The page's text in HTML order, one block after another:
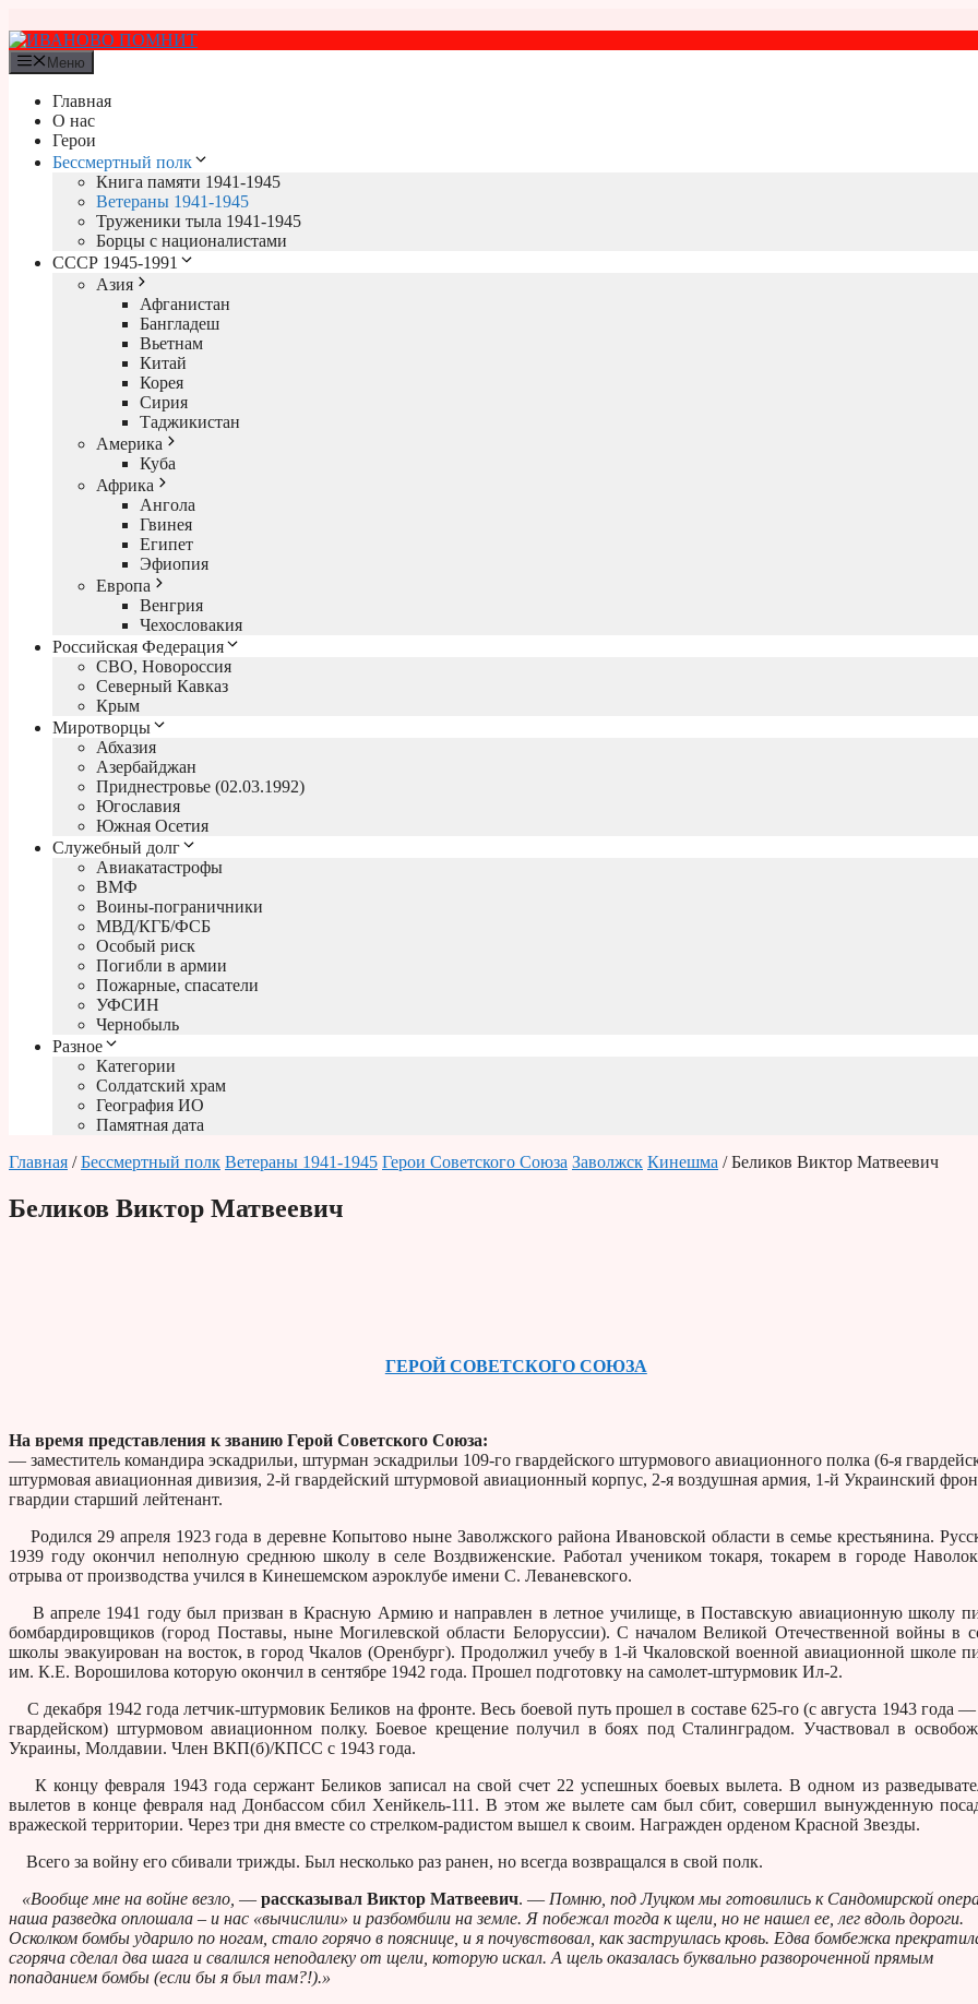
к
содержимому
Меню
Главная
О нас
Герои
Бессмертный полк
Книга памяти 1941-1945
Ветераны 1941-1945
Труженики тыла 1941-1945
Борцы с националистами
СССР 1945-1991
Азия
Афганистан
Бангладеш
Вьетнам
Китай
Корея
Сирия
Таджикистан
Америка
Куба
Африка
Ангола
Гвинея
Египет
Эфиопия
Европа
Венгрия
Чехословакия
Российская Федерация
СВО, Новороссия
Северный Кавказ
Крым
Миротворцы
Абхазия
Азербайджан
Приднестровье (02.03.1992)
Югославия
Южная Осетия
Служебный долг
Авиакатастрофы
ВМФ
Воины-пограничники
МВД/КГБ/ФСБ
Особый риск
Погибли в армии
Пожарные, спасатели
УФСИН
Чернобыль
Разное
Категории
Солдатский храм
География ИО
Памятная дата
Главная /Бессмертный полк Ветераны 1941-1945 Герои Советского Союза Заволжск Кинешма / Беликов Виктор Матвеевич
Беликов Виктор Матвеевич
ГЕРОЙ СОВЕТСКОГО СОЮЗА
На время представления к званию Герой Советского Союза:
— заместитель командира эскадрильи, штурман эскадрильи 109-го гвардейского штурмового авиационного полка (6-я
штурмовая авиационная дивизия, 2-й гвардейский штурмовой авиационный корпус, 2-я воздушная армия, 1-й Украинский
гвардии старший лейтенант.
Родился 29 апреля 1923 года в деревне Копытово ныне Заволжского района Ивановской области в семье крестьянина.
1939 году окончил неполную среднюю школу в селе Воздвиженские. Работал учеником токаря, токарем в городе
отрыва от производства учился в Кинешемском аэроклубе имени С. Леваневского.
В апреле 1941 году был призван в Красную Армию и направлен в летное училище, в Поставскую авиационную школу
бомбардировщиков (город Поставы, ныне Могилевской области Белоруссии). С началом Великой Отечественной войны в
школы эвакуирован на восток, в город Чкалов (Оренбург). Продолжил учебу в 1-й Чкаловской военной авиационной школе
им. К.Е. Ворошилова которую окончил в сентябре 1942 года. Прошел подготовку на самолет-штурмовик Ил-2.
С декабря 1942 года летчик-штурмовик Беликов на фронте. Весь боевой путь прошел в составе 625-го (с августа 1943 года
гвардейском) штурмовом авиационном полку. Боевое крещение получил в боях под Сталинградом. Участвовал в
Украины, Молдавии. Член ВКП(б)/КПСС с 1943 года.
К концу февраля 1943 года сержант Беликов записал на свой счет 22 успешных боевых вылета. В одном из
вылетов в конце февраля над Донбассом сбил Хенйкель-111. В этом же вылете сам был сбит, совершил вынужденную
вражеской территории. Через три дня вместе со стрелком-радистом вышел к своим. Награжден орденом Красной Звезды.
Всего за войну его сбивали трижды. Был несколько раз ранен, но всегда возвращался в свой полк.
«Вообще мне на войне везло, — рассказывал Виктор Матвеевич. — Помню, под Луцком мы готовились к Сандомирской
наша разведка оплошала – и нас «вычислили» и разбомбили на земле. Я побежал тогда к щели, но не нашел ее, лег вдоль дороги.
Осколком бомбы ударило по ногам, стало горячо в пояснице, и я почувствовал, как заструилась кровь. Едва бомбежка
сгоряча сделал два шага и свалился неподалеку от щели, которую искал. А щель оказалась буквально развороченной прямым
попаданием бомбы (если бы я был там?!).»